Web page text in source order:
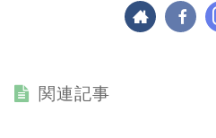
関連記事